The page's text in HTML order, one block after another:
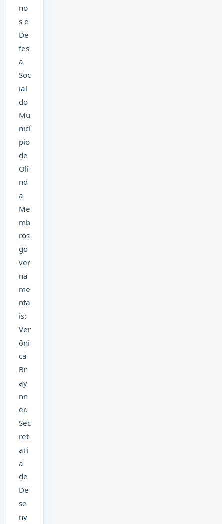
no
s e
De
fes
a
Soc
ial
do
Mu
nicí
pio
de
Oli
nd
a
Me
mb
ros
go
ver
na
me
nta
is:
Ver
ôni
ca
Br
ay
nn
er,
Sec
ret
ari
a
de
De
se
nv